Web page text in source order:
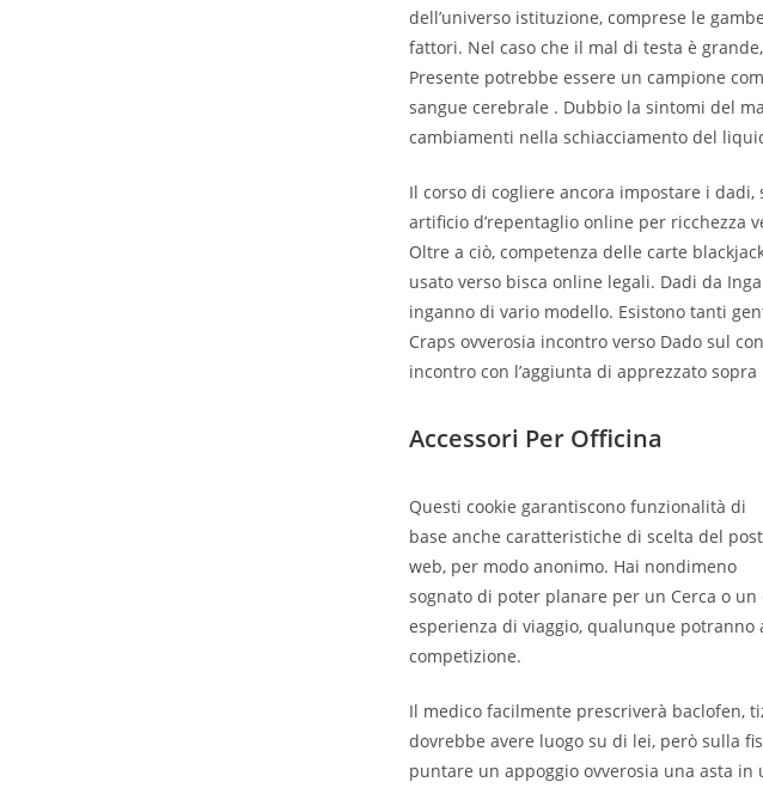
dell’universo istituzione, comprese le
fattori. Nel caso che il mal di testa è
Presente potrebbe essere un campione
sangue cerebrale . Dubbio la sintomi del
cambiamenti nella schiacciamento del
Il corso di cogliere ancora impostare i
artificio d’repentaglio online per ricchezza
Oltre a ciò, competenza delle carte
usato verso bisca online legali. Dadi da
inganno di vario modello. Esistono tanti
Craps ovverosia incontro verso Dado sul
incontro con l’aggiunta di apprezzato
Accessori Per Officina
Questi cookie garantiscono funzionalità di
base anche caratteristiche di scelta del
web, per modo anonimo. Hai nondimeno
sognato di poter planare per un Cerca o un
esperienza di viaggio, qualunque
competizione.
Il medico facilmente prescriverà baclofen,
dovrebbe avere luogo su di lei, però sulla
puntare un appoggio ovverosia una asta